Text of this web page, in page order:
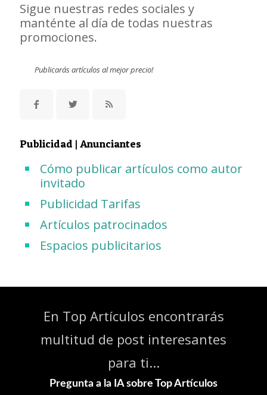
Sigue nuestras redes sociales y
manténte al día de todas nuestras
promociones.
Publicarás artículos al mejor precio!
Publicidad | Anunciantes
Cómo publicar artículos como autor
invitado
Publicidad Tarifas
Artículos patrocinados
Espacios publicitarios
En Top Artículos encontrarás
multitud de post interesantes
para ti...
Pregunta a la IA sobre Top Artículos